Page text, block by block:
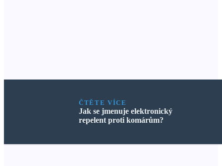
ČTĚTE VÍCE
Jak se jmenuje elektronický
repelent proti komárům?